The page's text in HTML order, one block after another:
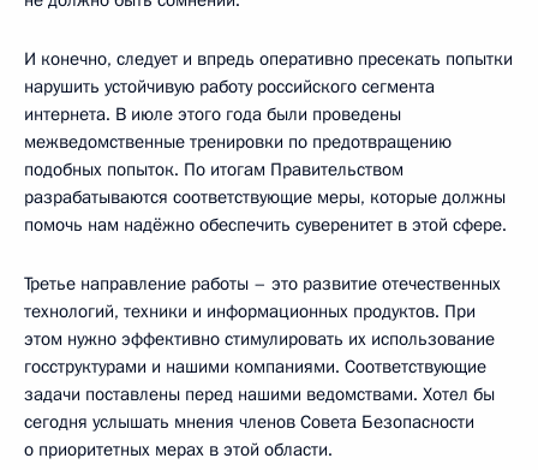
И конечно, следует и впредь оперативно пресекать попытки
нарушить устойчивую работу российского сегмента
интернета. В июле этого года были проведены
межведомственные тренировки по предотвращению
подобных попыток. По итогам Правительством
разрабатываются соответствующие меры, которые должны
помочь нам надёжно обеспечить суверенитет в этой сфере.
Третье направление работы – это развитие отечественных
технологий, техники и информационных продуктов. При
этом нужно эффективно стимулировать их использование
госструктурами и нашими компаниями. Соответствующие
задачи поставлены перед нашими ведомствами. Хотел бы
сегодня услышать мнения членов Совета Безопасности
о приоритетных мерах в этой области.